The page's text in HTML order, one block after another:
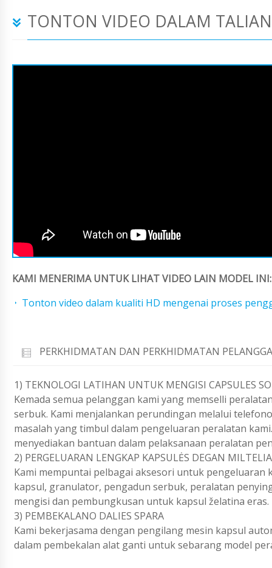
TONTON VIDEO DALAM TALIAN
KAMI MENERIMA UNTUK LIHAT VIDEO LAIN MODEL INI:
Tonton video dalam kualiti HD mengenai proses
PERKHIDMATAN DAN PERKHIDMATAN
1) TEKNOLOGI LATIHAN UNTUK MENGISI CAPSULES
Kemada semua pelanggan kami yang memselli
serbuk. Kami menjalankan perundingan melalui
masalah yang timbul dalam pengeluaran peralatan
menyediakan bantuan dalam pelaksanaan peralatan
2) PERGELUARAN LENGKAP KAPSULĖS DEGAN
Kami mempuntai pelbagai aksesori untuk pengeluaran
kapsul, granulator, pengadun serbuk, peralatan
mengisi dan pembungkusan untuk kapsul želatina eras.
3) PEMBEKALANO DALIES SPARA
Kami bekerjasama dengan pengilang mesin kapsul
dalam pembekalan alat ganti untuk sebarang model